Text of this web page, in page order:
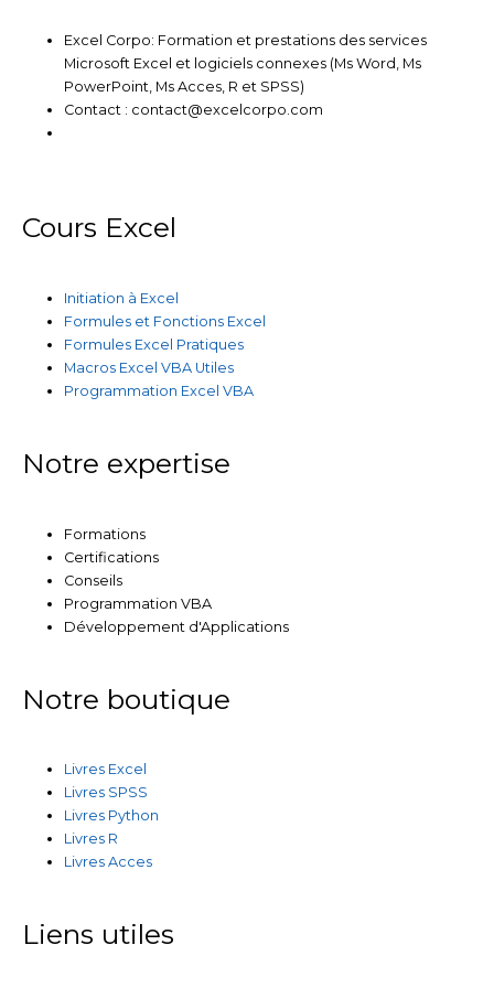
Excel Corpo: Formation et prestations des services
Microsoft Excel et logiciels connexes (Ms Word, Ms
PowerPoint, Ms Acces, R et SPSS)
Contact : contact@excelcorpo.com
Cours Excel
Initiation à Excel
Formules et Fonctions Excel
Formules Excel Pratiques
Macros Excel VBA Utiles
Programmation Excel VBA
Notre expertise
Formations
Certifications
Conseils
Programmation VBA
Développement d'Applications
Notre boutique
Livres Excel
Livres SPSS
Livres Python
Livres R
Livres Acces
Liens utiles